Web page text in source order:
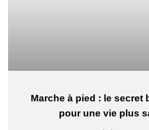
Marche à pied : le secret
pour une vie plus